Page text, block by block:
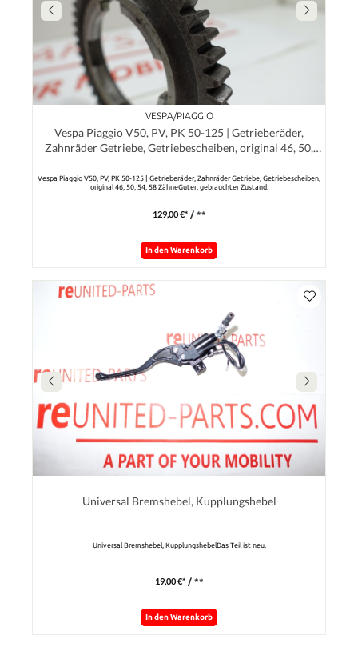
VESPA/PIAGGIO
Vespa Piaggio V50, PV, PK 50-125 | Getrieberäder,
Zahnräder Getriebe, Getriebescheiben, original 46, 50,
Vespa Piaggio V50, PV, PK 50-125 | Getrieberäder, Zahnräder Getriebe, Getriebescheiben,
original 46, 50, 54, 58 ZähneGuter, gebrauchter Zustand.
129,00 €* / **
In den Warenkorb
Universal Bremshebel, Kupplungshebel
Universal Bremshebel, KupplungshebelDas Teil ist neu.
19,00 €* / **
In den Warenkorb